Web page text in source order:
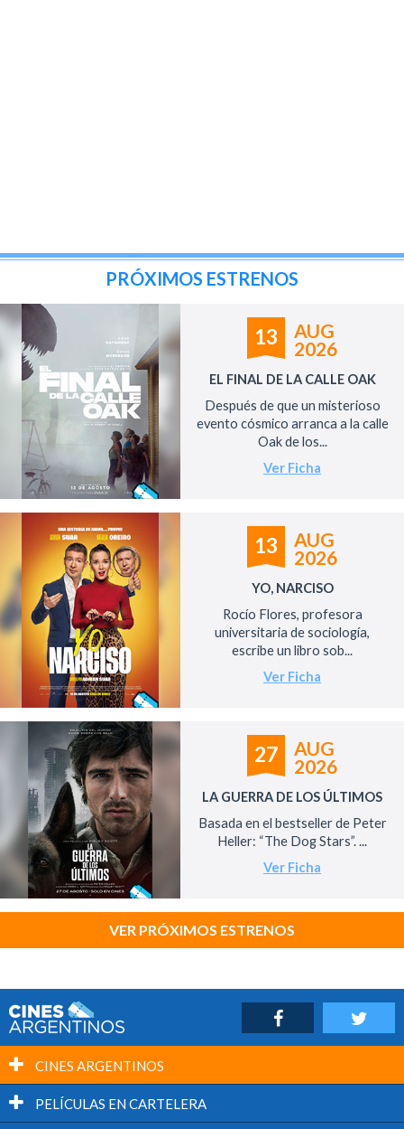
PRÓXIMOS ESTRENOS
13
AUG
2026
EL FINAL DE LA CALLE OAK
Después de que un misterioso
evento cósmico arranca a la calle
Oak de los...
Ver Ficha
13
AUG
2026
YO, NARCISO
Rocío Flores, profesora
universitaria de sociología,
escribe un libro sob...
Ver Ficha
27
AUG
2026
LA GUERRA DE LOS ÚLTIMOS
Basada en el bestseller de Peter
Heller: “The Dog Stars”. ...
Ver Ficha
VER PRÓXIMOS ESTRENOS
CINES ARGENTINOS
PELÍCULAS EN CARTELERA